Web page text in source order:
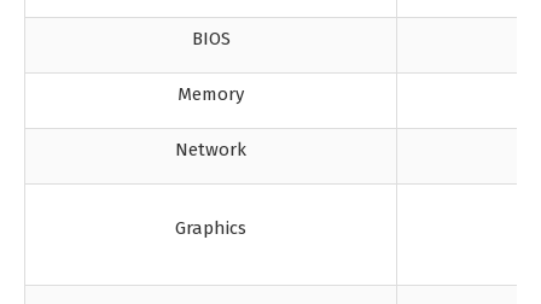
BIOS
Memory
Network
Graphics